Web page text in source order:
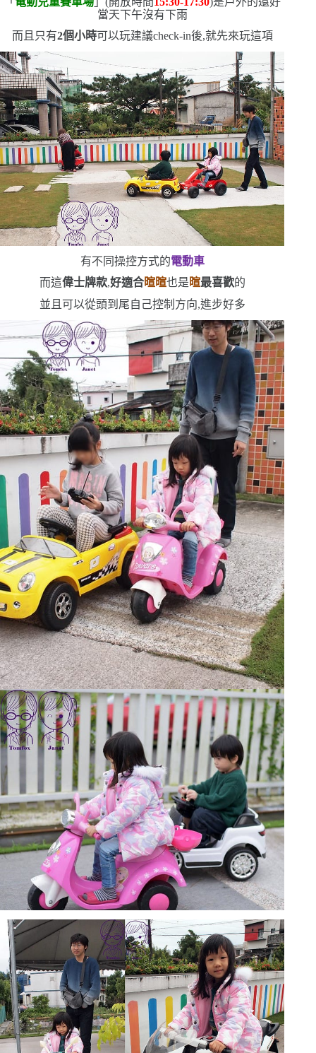
當天下午沒有下雨
而且只有2個小時可以玩建議check-in後,就先來玩這項
有不同操控方式的電動車
而這偉士牌款,好適合暄暄也是暄最喜歡的
並且可以從頭到尾自己控制方向,進步好多